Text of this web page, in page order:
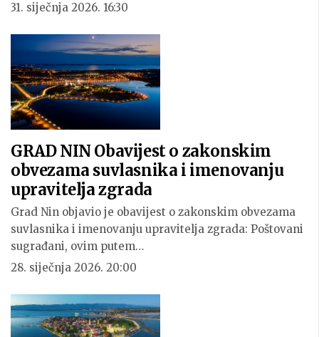
31. siječnja 2026. 16:30
GRAD NIN Obavijest o zakonskim
obvezama suvlasnika i imenovanju
upravitelja zgrada
Grad Nin objavio je obavijest o zakonskim obvezama
suvlasnika i imenovanju upravitelja zgrada: Poštovani
sugrađani, ovim putem…
28. siječnja 2026. 20:00